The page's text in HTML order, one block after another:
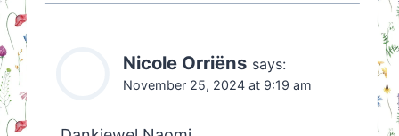
Nicole Orriëns says:
November 25, 2024 at 9:19 am